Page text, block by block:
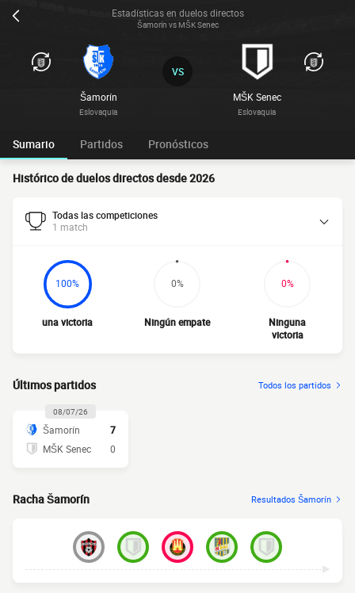
Estadísticas en duelos directos
Šamorín vs MŠK Senec
Šamorín
Eslovaquia
MŠK Senec
Eslovaquia
VS
Sumario Partidos Pronósticos
Histórico de duelos directos desde 2026
Todas las competiciones
1 match
100%
una victoria
0%
Ningún empate
0%
Ninguna
victoria
Últimos partidos Todos los partidos
08/07/26
Šamorín
7
MŠK Senec
0
Racha Šamorín Resultados Šamorín